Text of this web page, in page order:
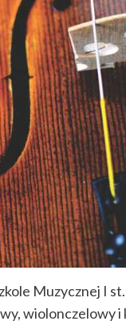
Muzycznej I
wiolonczelowy i